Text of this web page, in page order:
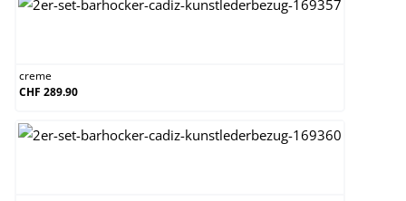
creme
CHF 289.90